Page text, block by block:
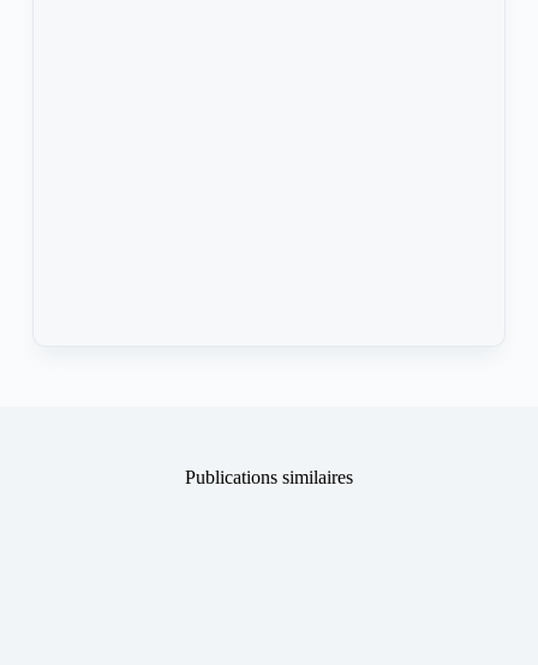
Publications similaires